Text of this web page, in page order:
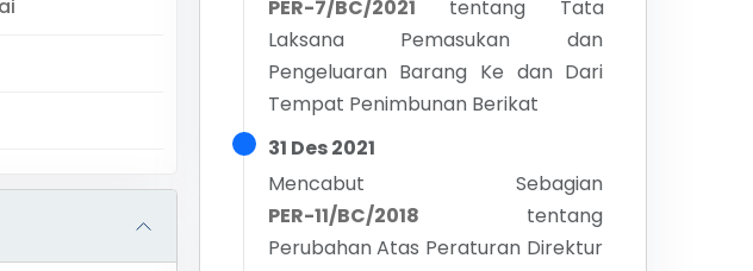
PER-7/BC/2021
tentang Tata
Laksana Pemasukan dan
Pengeluaran Barang Ke dan Dari
Tempat Penimbunan Berikat
31 Des 2021
Mencabut Sebagian
PER-11/BC/2018
tentang
Perubahan Atas Peraturan Direktur